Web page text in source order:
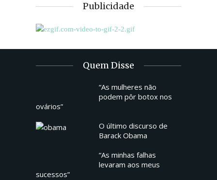
Publicidade
Quem Disse
“As mulheres não
podem pôr botox nos
ovários”
O último discurso de
Barack Obama
“As minhas falhas
levaram aos meus
sucessos”